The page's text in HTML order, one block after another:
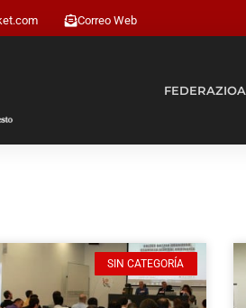
Correo Web
FEDERAZIOA
SIN CATEGORÍA